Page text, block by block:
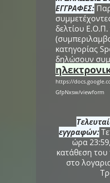
ΕΓΓΡΑΦΕΣ:
δελτίου Ε.Ο.Π.
κατηγορίας
δηλώσουν
https://
GfpNxsw/viewform
εγγραφών:
ώρα
κατάθεση
στο